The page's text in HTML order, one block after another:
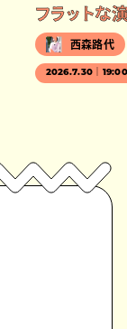
フラットな
西森路代
2026.7.30｜